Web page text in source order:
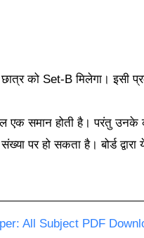
को Set-B मिलेगा।
एक समान होती है। परंतु
पर हो सकता है। बोर्ड
All Subject PDF